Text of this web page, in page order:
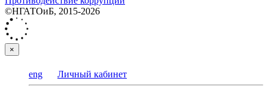
©НГАТОиБ, 2015-2026
×
eng Личный кабинет